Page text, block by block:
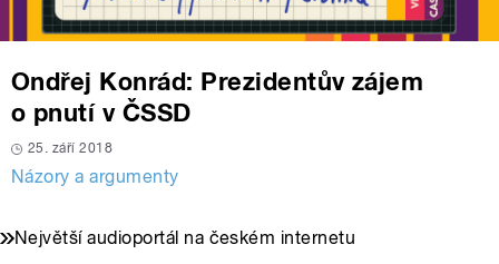
Ondřej Konrád: Prezidentův zájem
o pnutí v ČSSD
25. září 2018
Názory a argumenty
Největší audioportál na českém internetu